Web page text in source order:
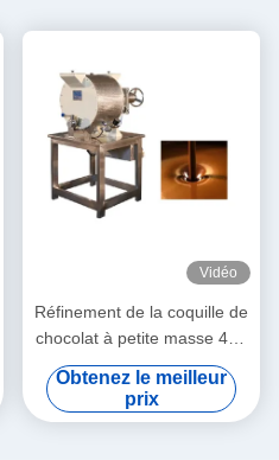
Vidéo
Réfinement de la coquille de
chocolat à petite masse 40L
400kg
Obtenez le meilleur
prix